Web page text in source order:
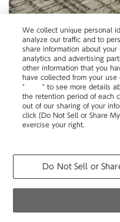
カタログ 移転・改装
We collect unique personal
analyze our traffic and to
share information about
analytics and advertising
other information that you
have collected from your
"
here" to see more details
the retention period of each
out of our sharing of your
click [Do Not Sell or Share
exercise your right.
Do Not Sell or